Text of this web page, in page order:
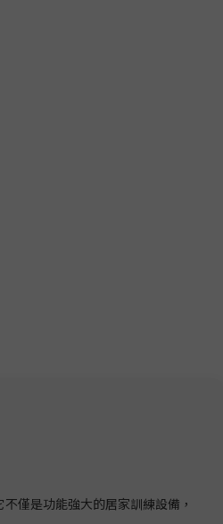
僅是功能強大的居家訓練設備，